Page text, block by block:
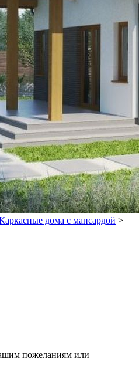
дома с мансардой >
пожеланиям или